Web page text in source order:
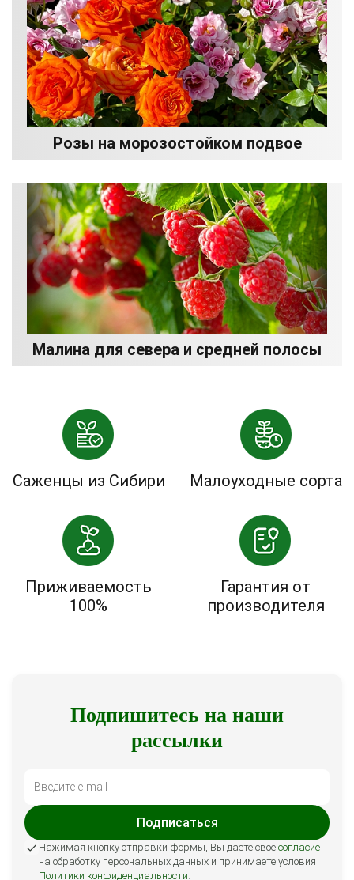
Розы на морозостойком подвое
Малина для севера и средней полосы
Саженцы из Сибири Малоуходные сорта
Приживаемость
100%
Гарантия от
производителя
Подпишитесь на наши
рассылки
Подписаться
Нажимая кнопку отправки формы, Вы даете свое согласие
на обработку персональных данных и принимаете условия
Политики конфиденциальности.